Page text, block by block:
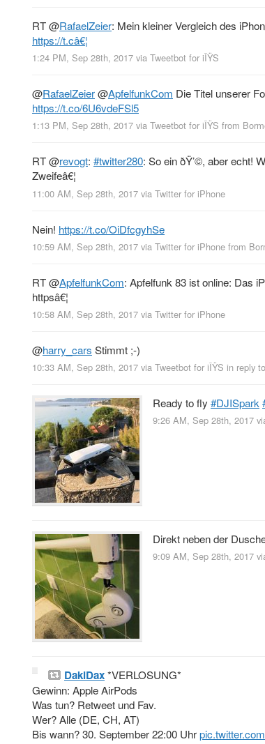
RT@RafaelZeier: Mein kleiner Vergleich des
https://t.câ€¦
1:24 PM, Sep 28th, 2017 via Tweetbot for iÎŸS
@RafaelZeier@ApfelfunkCom Die Titel unserer
https://t.co/6U6vdeFSl5
1:13 PM, Sep 28th, 2017 via Tweetbot for iÎŸS from
RT@revogt: #twitter280: So ein ðŸ’©, aber echt!
Zweifeâ€¦
11:00 AM, Sep 28th, 2017 via Twitter for iPhone
Nein! https://t.co/OiDfcgyhSe
10:59 AM, Sep 28th, 2017 via Twitter for iPhone from
RT@ApfelfunkCom: Apfelfunk 83 ist online: Das
httpsâ€¦
10:58 AM, Sep 28th, 2017 via Twitter for iPhone
@harry_cars Stimmt ;-)
10:33 AM, Sep 28th, 2017 via Tweetbot for iÎŸS in reply
Ready to fly #DJISpark
9:26 AM, Sep 28th, 2017
Direkt neben der
9:09 AM, Sep 28th, 2017
DakiDax*VERLOSUNG*
Gewinn: Apple AirPods
Was tun? Retweet und Fav.
Wer? Alle (DE, CH, AT)
Bis wann? 30. September 22:00 Uhr